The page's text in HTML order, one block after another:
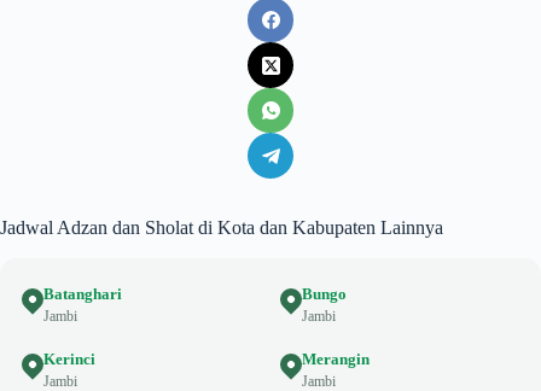
Jadwal Adzan dan Sholat di Kota dan Kabupaten Lainnya
Batanghari
Jambi
Bungo
Jambi
Kerinci
Jambi
Merangin
Jambi